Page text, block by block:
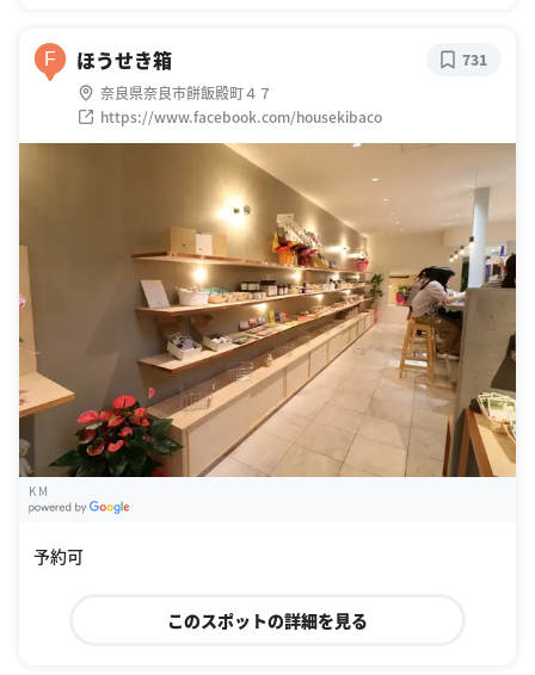
F ほうせき箱
奈良県奈良市餅飯殿町４７
https://www.facebook.com/housekibaco
731
K M
予約可
このスポットの詳細を見る